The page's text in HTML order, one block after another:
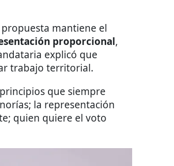
propuesta mantiene el
proporcional,
explicó que
trabajo territorial.
que siempre
la representación
quien quiere el voto